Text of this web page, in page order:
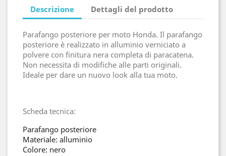
Descrizione Dettagli del prodotto
Parafango posteriore per moto Honda. Il parafango
posteriore è realizzato in alluminio verniciato a
polvere con finitura nera completa di paracatena.
Non necessita di modifiche alle parti originali.
Ideale per dare un nuovo look alla tua moto.
Scheda tecnica:
Parafango posteriore
Materiale: alluminio
Colore: nero